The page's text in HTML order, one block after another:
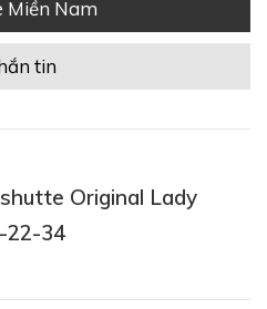
Miền Nam
tin
Original Lady
22-34